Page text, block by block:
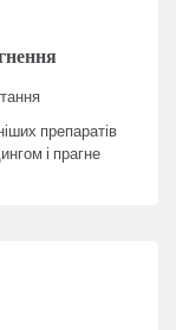
препаратів
і прагне